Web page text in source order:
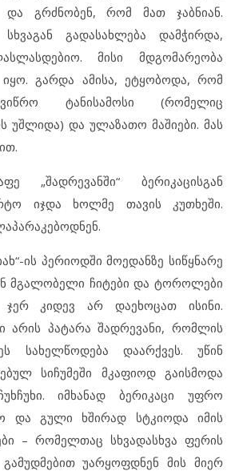
და გრძნობენ, რომ მათ ჯაბნიან.
გადასახლება დამჭირდა,
მისი მდგომარეობა
გარდა ამისა, ეტყობოდა, რომ
ტანისამოსი (რომელიც
უშლიდა) და ულაზათო მაშიები. მას
„შადრევანში“ ბერიკაცისგან
იჯდა ხოლმე თავის კუთხეში.
ის პერიოდში მოედანზე სიწყნარე
მგალობელი ჩიტები და ტოროლები
ჯერ კიდევ არ დაეხოცათ ისინი.
არის პატარა შადრევანი, რომლის
სახელწოდება დაარქვეს. უწინ
სიჩუმეში მკაფიოდ გაისმოდა
იმხანად ბერიკაცი უფრო
და გული ხშირად სტკიოდა იმის
– რომელთაც სხვადასხვა ფერის
უარყოფდნენ მის მიერ